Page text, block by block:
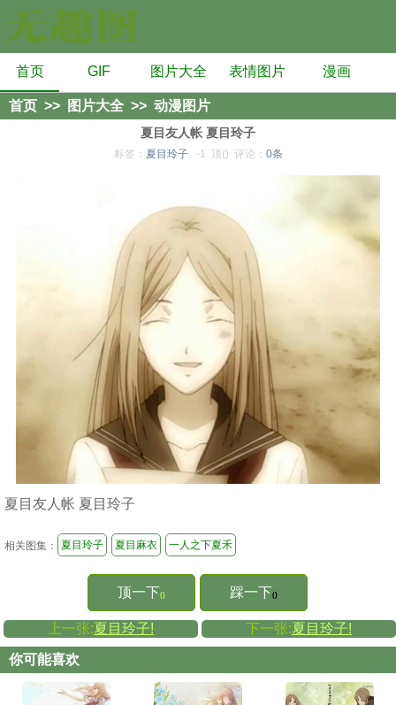
首页 GIF 图片大全 表情图片 漫画
首页 >> 图片大全 >> 动漫图片
夏目友人帐 夏目玲子
标签： 夏目玲子 -1 顶() 评论： 0条
夏目友人帐 夏目玲子
相关图集： 夏目玲子 夏目麻衣 一人之下夏禾
顶一下() 踩一下()
上一张:夏目玲子! 下一张:夏目玲子!
你可能喜欢